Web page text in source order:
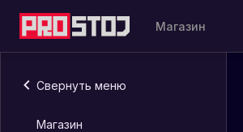
Магазин
Свернуть меню
Магазин